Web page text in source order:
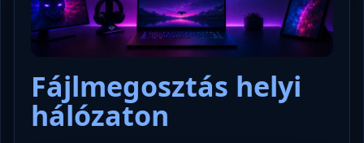
Fájlmegosztás helyi
hálózaton